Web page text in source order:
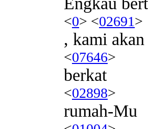
<0> <02691>
, kami
<07646>
berkat
<02898>
rumah-Mu